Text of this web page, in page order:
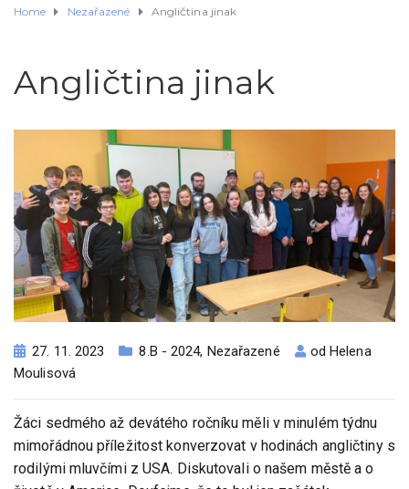
Home Nezařazené Angličtina jinak
Angličtina jinak
27. 11. 2023 8.B - 2024, Nezařazené odHelena
Moulisová
Žáci sedmého až devátého ročníku měli v minulém týdnu
mimořádnou příležitost konverzovat v hodinách angličtiny s
rodilými mluvčími z USA. Diskutovali o našem městě a o